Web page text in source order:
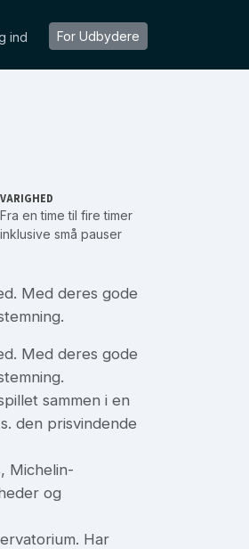
ind For Udbydere
VARIGHED
Fra en time til fire timer
inklusive små pauser
Med deres gode
Med deres gode
sammen i en
den prisvindende
Michelin-
og
Har